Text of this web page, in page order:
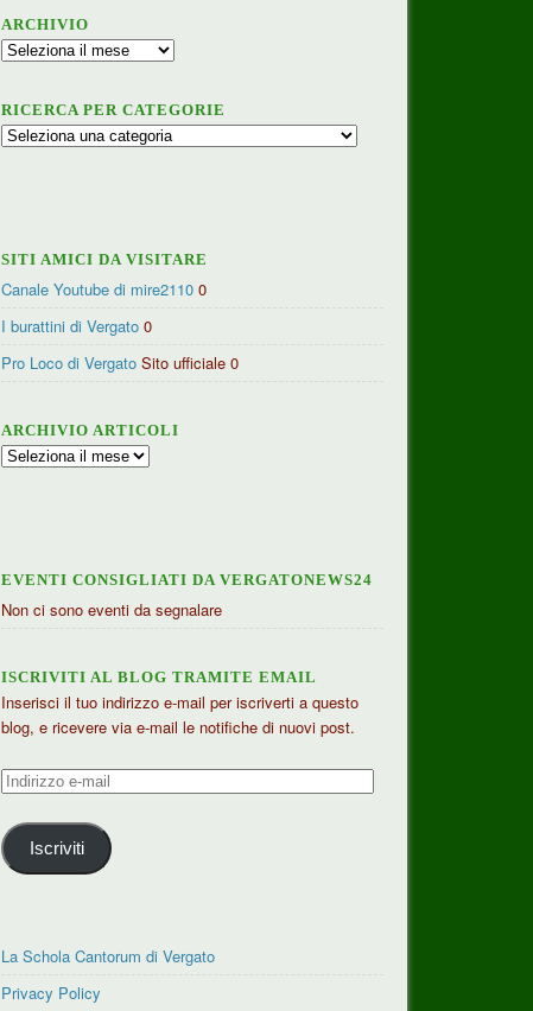
ARCHIVIO
Archivio
RICERCA PER CATEGORIE
Ricerca
SITI AMICI DA VISITARE
Canale Youtube di mire2110 0
I burattini di Vergato 0
Pro Loco di Vergato Sito ufficiale 0
ARCHIVIO ARTICOLI
Archivio
EVENTI CONSIGLIATI DA VERGATONEWS24
Non ci sono eventi da segnalare
ISCRIVITI AL BLOG TRAMITE EMAIL
Inserisci il tuo indirizzo e-mail per iscriverti a questo
blog, e ricevere via e-mail le notifiche di nuovi post.
Indirizzo
mail
Iscriviti
La Schola Cantorum di Vergato
Privacy Policy